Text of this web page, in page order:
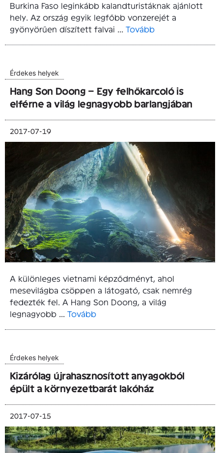
Burkina Faso leginkább kalandturistáknak ajánlott
hely. Az ország egyik legfőbb vonzerejét a
gyönyörűen díszített falvai ... Tovább
Érdekes helyek
Hang Son Doong – Egy felhőkarcoló is
elférne a világ legnagyobb barlangjában
2017-07-19
A különleges vietnami képződményt, ahol
mesevilágba csöppen a látogató, csak nemrég
fedezték fel. A Hang Son Doong, a világ
legnagyobb ... Tovább
Érdekes helyek
Kizárólag újrahasznosított anyagokból
épült a környezetbarát lakóház
2017-07-15